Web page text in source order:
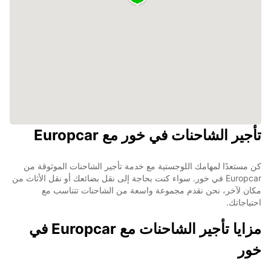
تأجير الشاحنات في خور مع Europcar
كن مستعدًا لمهامك اللوجستية مع خدمة تأجير الشاحنات الموثوقة من
Europcar في خور. سواء كنت بحاجة إلى نقل بضائعك أو نقل الأثاث من
مكان لآخر، نحن نقدم مجموعة واسعة من الشاحنات تتناسب مع
احتياجاتك.
مزايا تأجير الشاحنات مع Europcar في
خور